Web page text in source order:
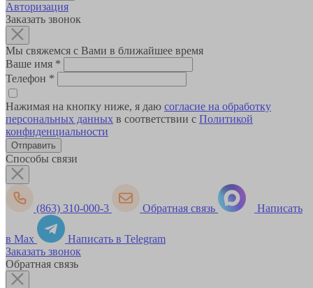
Авторизация
Заказать звонок
Мы свяжемся с Вами в ближайшее время
Ваше имя *
Телефон *
Нажимая на кнопку ниже, я даю согласие на обработку
персональных данных в соответствии с Политикой
конфиденциальности
Способы связи
(863) 310-000-3 Обратная связь Написать
в Max
Написать в Telegram
Заказать звонок
Обратная связь